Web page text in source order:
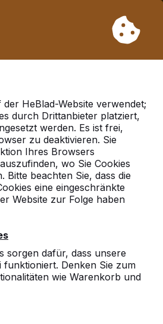
Sie daher längere
HeBlad-Website verwendet;
durch Drittanbieter platziert,
werden. Es ist frei,
zu deaktivieren. Sie
Ihres Browsers
wo Sie Cookies
Bitte beachten Sie, dass die
eine eingeschränkte
Website zur Folge haben
sorgen dafür, dass unsere
funktioniert. Denken Sie zum
wie Warenkorb und
in:Waabs
voor deze